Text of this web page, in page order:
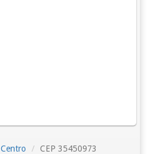
Centro CEP 35450973